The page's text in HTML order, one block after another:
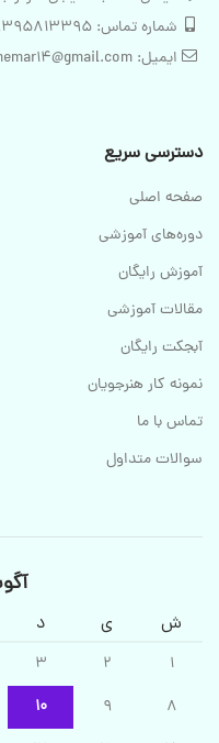
شماره تماس: 09395813395
ایمیل: miladmemar14@gmail.com
دسترسی سریع
صفحه اصلی
دوره‌های آموزشی
آموزش رایگان
مقالات آموزشی
آبجکت رایگان
نمونه کار هنرجویان
تماس با ما
سوالات متداول
ش ی د
1
2
3
8
9
10